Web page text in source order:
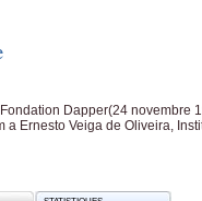
Dapper(24 novembre
a Ernesto Veiga de Oliveira,